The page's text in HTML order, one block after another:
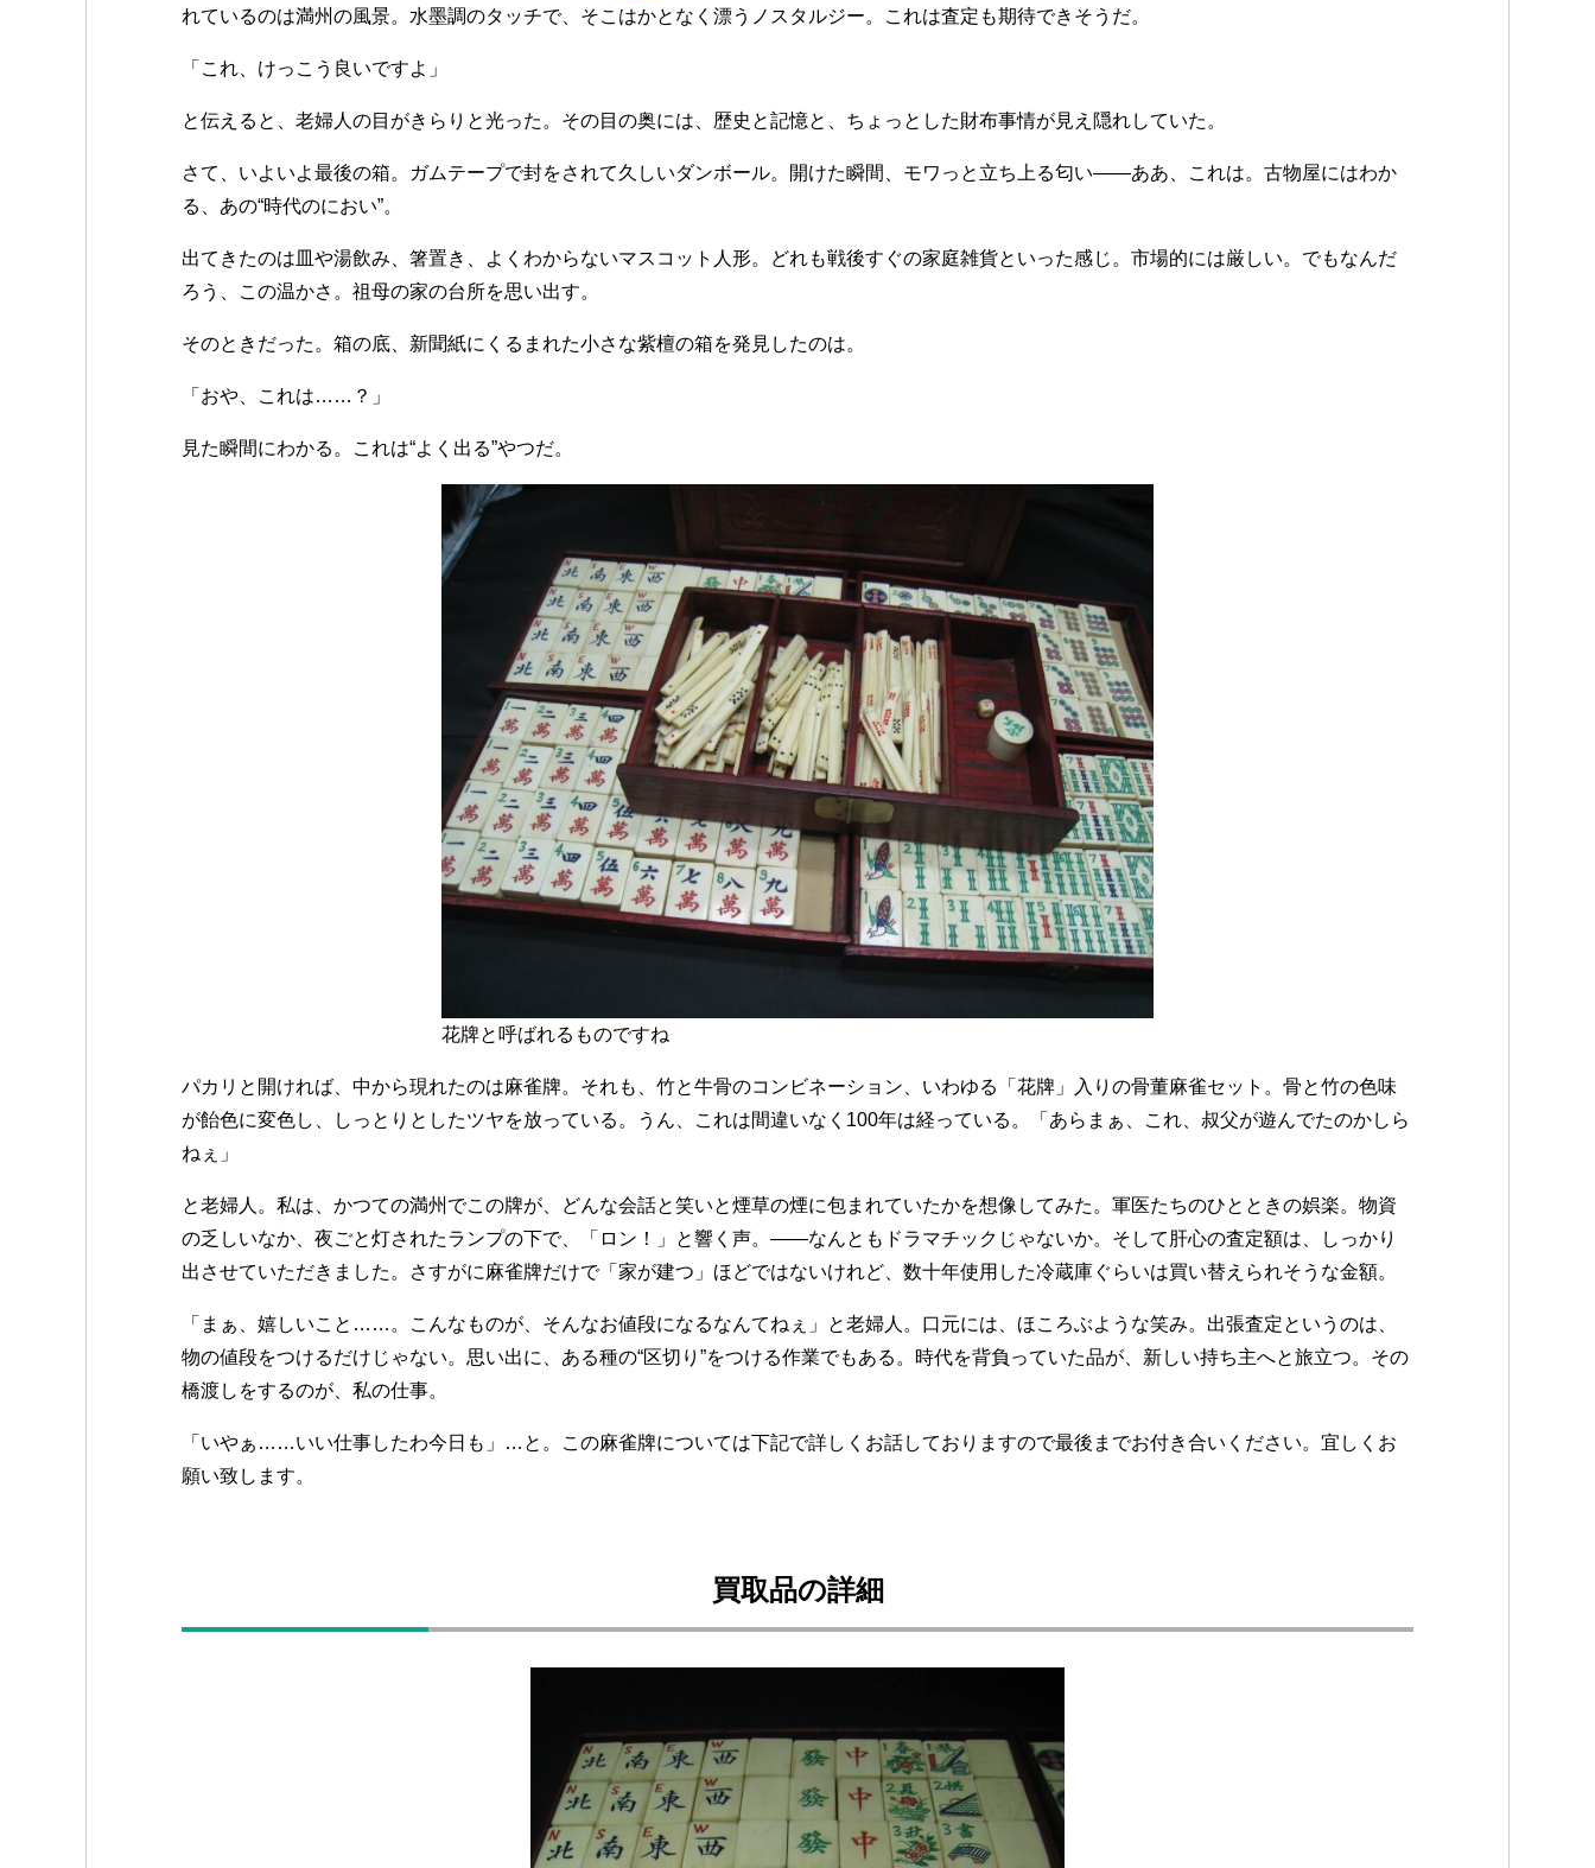
れているのは満州の風景。水墨調のタッチで、そこはかとなく漂うノスタルジー。これは査定も期待できそうだ。
「これ、けっこう良いですよ」
と伝えると、老婦人の目がきらりと光った。その目の奥には、歴史と記憶と、ちょっとした財布事情が見え隠れしていた。
さて、いよいよ最後の箱。ガムテープで封をされて久しいダンボール。開けた瞬間、モワっと立ち上る匂い——ああ、これは。古物屋にはわか
る、あの“時代のにおい”。
出てきたのは皿や湯飲み、箸置き、よくわからないマスコット人形。どれも戦後すぐの家庭雑貨といった感じ。市場的には厳しい。でもなんだ
ろう、この温かさ。祖母の家の台所を思い出す。
そのときだった。箱の底、新聞紙にくるまれた小さな紫檀の箱を発見したのは。
「おや、これは……？」
見た瞬間にわかる。これは“よく出る”やつだ。
花牌と呼ばれるものですね
パカリと開ければ、中から現れたのは麻雀牌。それも、竹と牛骨のコンビネーション、いわゆる「花牌」入りの骨董麻雀セット。骨と竹の色味
が飴色に変色し、しっとりとしたツヤを放っている。うん、これは間違いなく100年は経っている。「あらまぁ、これ、叔父が遊んでたのかしら
ねぇ」
と老婦人。私は、かつての満州でこの牌が、どんな会話と笑いと煙草の煙に包まれていたかを想像してみた。軍医たちのひとときの娯楽。物資
の乏しいなか、夜ごと灯されたランプの下で、「ロン！」と響く声。——なんともドラマチックじゃないか。そして肝心の査定額は、しっかり
出させていただきました。さすがに麻雀牌だけで「家が建つ」ほどではないけれど、数十年使用した冷蔵庫ぐらいは買い替えられそうな金額。
「まぁ、嬉しいこと……。こんなものが、そんなお値段になるなんてねぇ」と老婦人。口元には、ほころぶような笑み。出張査定というのは、
物の値段をつけるだけじゃない。思い出に、ある種の“区切り”をつける作業でもある。時代を背負っていた品が、新しい持ち主へと旅立つ。その
橋渡しをするのが、私の仕事。
「いやぁ……いい仕事したわ今日も」…と。この麻雀牌については下記で詳しくお話しておりますので最後までお付き合いください。宜しくお
願い致します。
買取品の詳細